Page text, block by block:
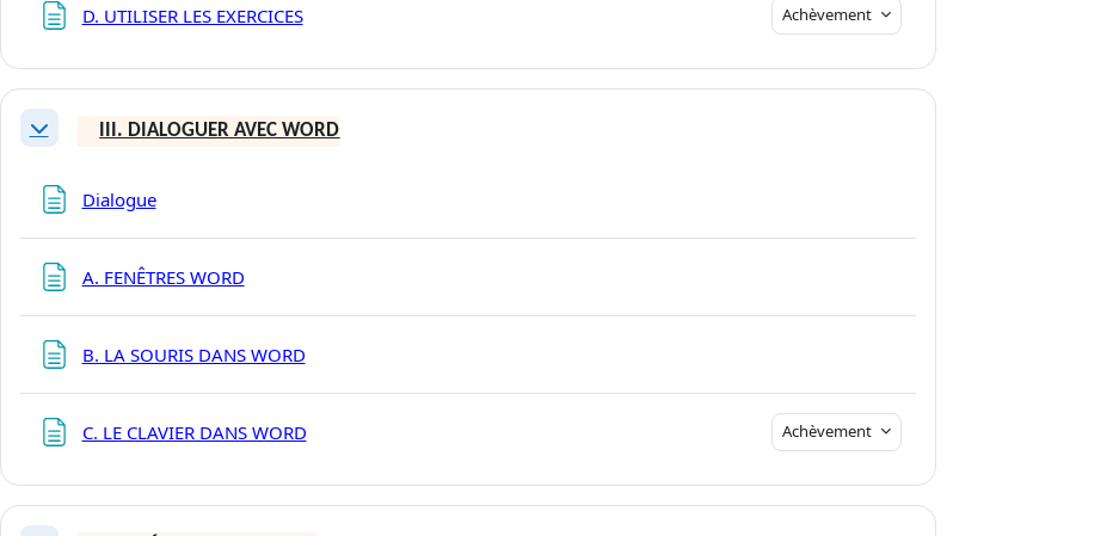
D. UTILISER LES EXERCICESPage Achèvement
Replier III. DIALOGUER AVEC WORD
DialoguePage
A. FENÊTRES WORDPage
B. LA SOURIS DANS WORDPage
C. LE CLAVIER DANS WORDPage Achèvement